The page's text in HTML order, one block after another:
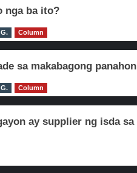
nga ba ito?
Column
sa makabagong panahon
Column
ay supplier ng isda sa